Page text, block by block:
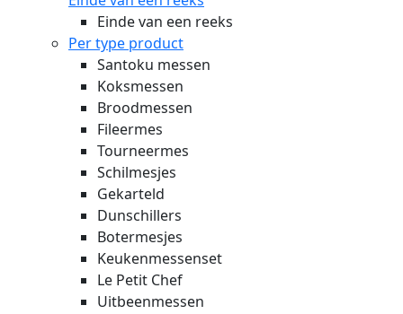
Einde van een reeks
Per type product
Santoku messen
Koksmessen
Broodmessen
Fileermes
Tourneermes
Schilmesjes
Gekarteld
Dunschillers
Botermesjes
Keukenmessenset
Le Petit Chef
Uitbeenmessen